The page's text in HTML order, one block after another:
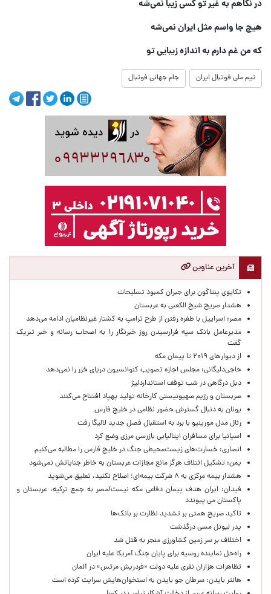
در نگاهم به غیر تو کسی زیبا نمی‌شه
هیچ جا واسم مثل ایران نمی‌شه
که من غم دارم به اندازه زیبایی تو
تیم ملی فوتبال ایران جام جهانی فوتبال
آخرین عناوین
تکاپوی پنتاگون برای جبران کمبود تسلیحات
هشدار صریح شیخ الکعبی به عربستان
مصر: اسراییل با طفره رفتن از طرح ترامپ به کشتار غیرنظامیان ادامه می‌دهد
مدیرعامل بانک سپه فرارسیدن روز خبرنگار را به اصحاب رسانه و خبر تبریک
گفت
از دیوارهای ۲۰۱۹ تا پیمان مکه
حاجی‌دلیگانی: مجلس اجازه تصویب کنوانسیون دریای خزر را نمی‌دهد
دبل درگاهی در شب توقف استانداردلیژ
صربستان و رژیم صهیونیستی کارخانه تولید پهپاد افتتاح می‌کنند
یونان به دنبال گسترش حضور نظامی در خلیج فارس
رئال مدل مورینیو با برد به استقبال فصل جدید لالیگا رفت
اسپانیا برای مسافران ایتالیایی بازرسی مرزی وضع کرد
انصاری: خسارت‌های زیست‌محیطی جنگ در خلیج فارس را مطالبه‌ می‌کنیم
یمن: تشکیل ائتلاف هرگز مانع مجازات عربستان به خاطر جنایاتش نمی‌شود
هشدار بیمه مرکزی به ۸ شرکت بیمه‌ای؛ اصلاح نکنید، تعلیق می‌شوید
فیدان: ایران هدف پیمان دفاعی مکه نیست/مصر به جمع ترکیه، عربستان و
پاکستان می پیوندد
تاکید صریح همتی بر تشدید نظارت بر بانک‌ها
پدر لیونل مسی درگذشت
اختلاف بر سر زمین کشاورزی منجر به قتل شد
راه‌حل نماینده روسیه برای پایان جنگ آمریکا علیه ایران
تظاهرات هزاران نفری علیه دولت «فردریش مرتس» در آلمان
هانتر بایدن: سرطان جو بایدن به استخوان‌هایش سرایت کرده است